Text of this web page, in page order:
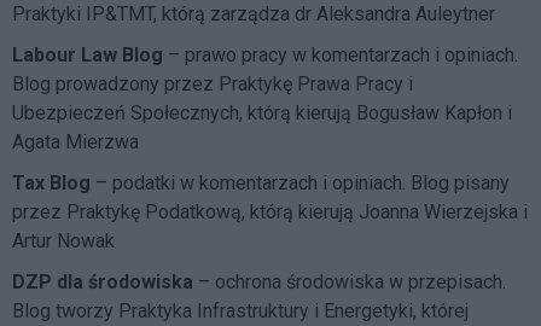
Praktyki IP&TMT, którą zarządza dr Aleksandra Auleytner
Labour Law Blog – prawo pracy w komentarzach i opiniach.
Blog prowadzony przez Praktykę Prawa Pracy i
Ubezpieczeń Społecznych, którą kierują Bogusław Kapłon i
Agata Mierzwa
Tax Blog – podatki w komentarzach i opiniach. Blog pisany
przez Praktykę Podatkową, którą kierują Joanna Wierzejska i
Artur Nowak
DZP dla środowiska – ochrona środowiska w przepisach.
Blog tworzy Praktyka Infrastruktury i Energetyki, której